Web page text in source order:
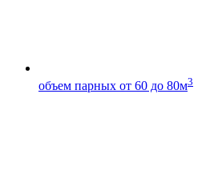
объем парных от 60 до 80м3